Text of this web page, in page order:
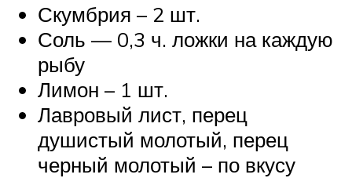
Скумбрия – 2 шт.
Соль — 0,3 ч. ложки на каждую
рыбу
Лимон – 1 шт.
Лавровый лист, перец
душистый молотый, перец
черный молотый – по вкусу